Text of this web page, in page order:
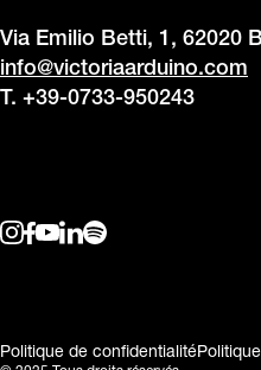
Via Emilio Betti, 1, 62020
info@victoriaarduino.com
T. +39-0733-950243
Politique de confidentialité